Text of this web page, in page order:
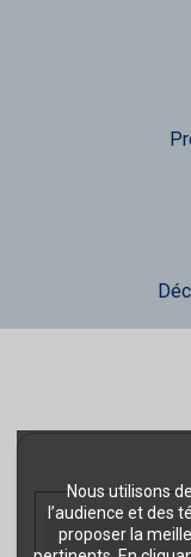
Nous utilisons
l’audience et des
proposer la